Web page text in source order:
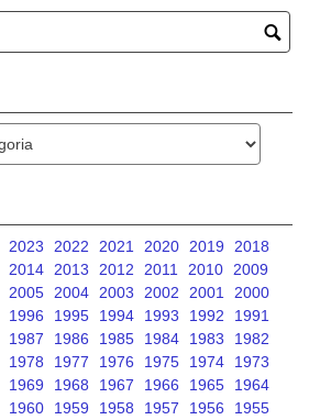
2023 2022 2021 2020 2019
2018
2014 2013 2012 2011 2010
2009
2005 2004 2003 2002 2001
2000
1996 1995 1994 1993 1992
1991
1987 1986 1985 1984 1983
1982
1978 1977 1976 1975 1974
1973
1969 1968 1967 1966 1965
1964
1960 1959 1958 1957 1956
1955